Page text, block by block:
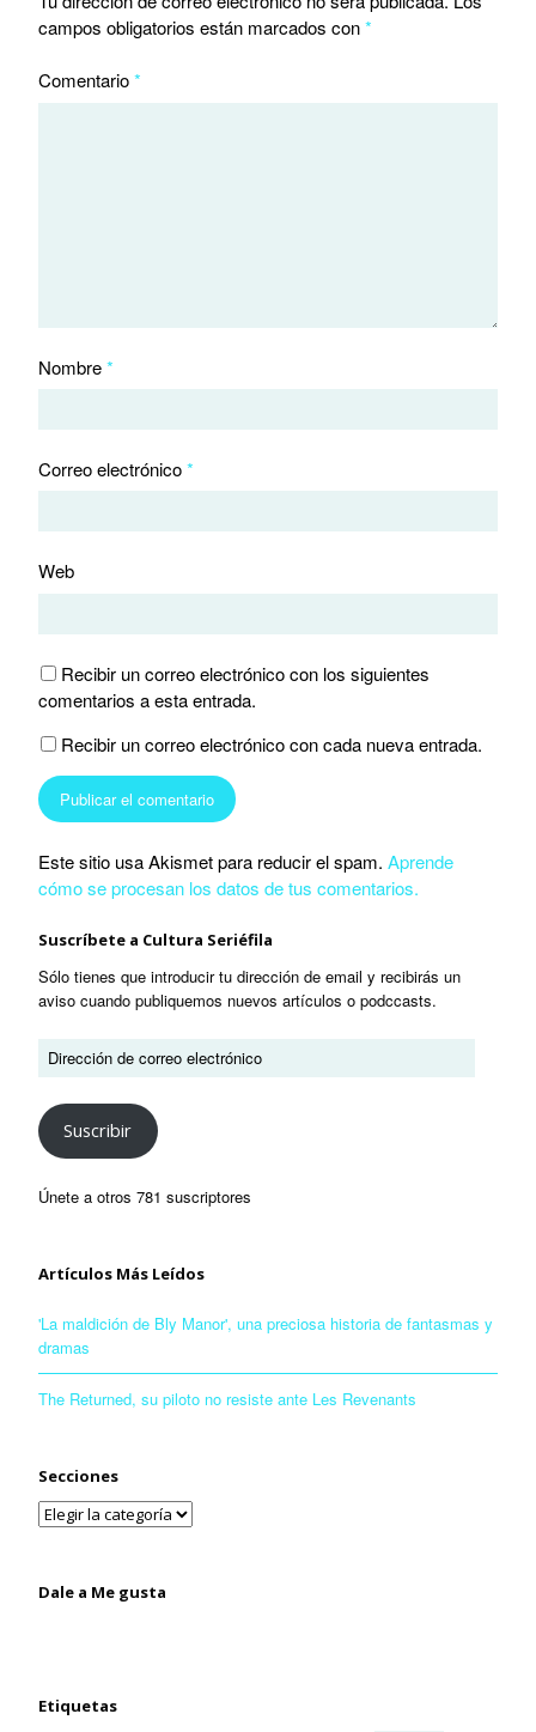
campos obligatorios están marcados con*
Comentario*
Nombre*
Correo electrónico*
Web
Recibir un correo electrónico con los siguientes
comentarios a esta entrada.
Recibir un correo electrónico con cada nueva entrada.
Este sitio usa Akismet para reducir el spam. Aprende
cómo se procesan los datos de tus comentarios.
Suscríbete a Cultura Seriéfila
Sólo tienes que introducir tu dirección de email y recibirás un
aviso cuando publiquemos nuevos artículos o podccasts.
Suscribir
Únete a otros 781 suscriptores
Artículos Más Leídos
'La maldición de Bly Manor', una preciosa historia de fantasmas y
dramas
The Returned, su piloto no resiste ante Les Revenants
Secciones
Dale a Me gusta
Etiquetas